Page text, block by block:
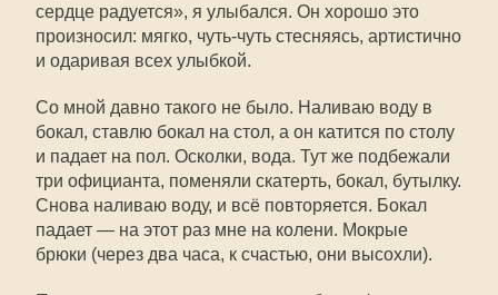
сердце радуется», я улыбался. Он хорошо это
произносил: мягко, чуть-чуть стесняясь, артистично
и одаривая всех улыбкой.
Со мной давно такого не было. Наливаю воду в
бокал, ставлю бокал на стол, а он катится по столу
и падает на пол. Осколки, вода. Тут же подбежали
три официанта, поменяли скатерть, бокал, бутылку.
Снова наливаю воду, и всё повторяется. Бокал
падает — на этот раз мне на колени. Мокрые
брюки (через два часа, к счастью, они высохли).